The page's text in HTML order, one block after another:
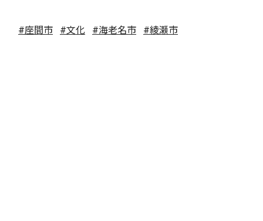
#座間市 #文化 #海老名市 #綾瀬市